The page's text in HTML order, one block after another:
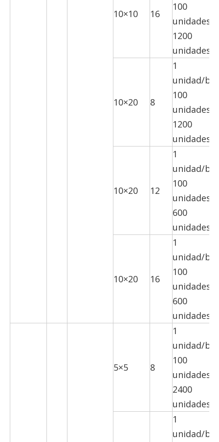
10×10 16
100
unidades/
1200
unidades/
10×20 8
1
unidad/
100
unidades/
1200
unidades/
10×20 12
1
unidad/
100
unidades/
600
unidades/
10×20 16
1
unidad/
100
unidades/
600
unidades/
5×5 8
1
unidad/
100
unidades/
2400
unidades/
1
unidad/